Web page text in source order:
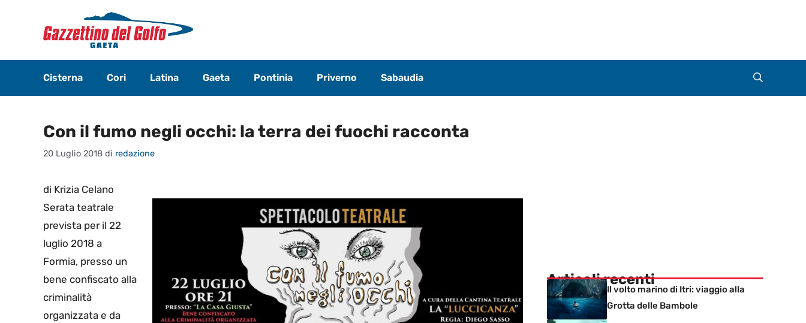
contenuto
Cisterna Cori Latina Gaeta Pontinia Priverno Sabaudia
Con il fumo negli occhi: la terra dei fuochi racconta
20 Luglio 2018 di redazione
di Krizia Celano
Serata teatrale
prevista per il 22
luglio 2018 a
Formia, presso un
bene confiscato alla
criminalità
organizzata e da
Articoli recenti
Il volto marino di Itri: viaggio alla
Grotta delle Bambole